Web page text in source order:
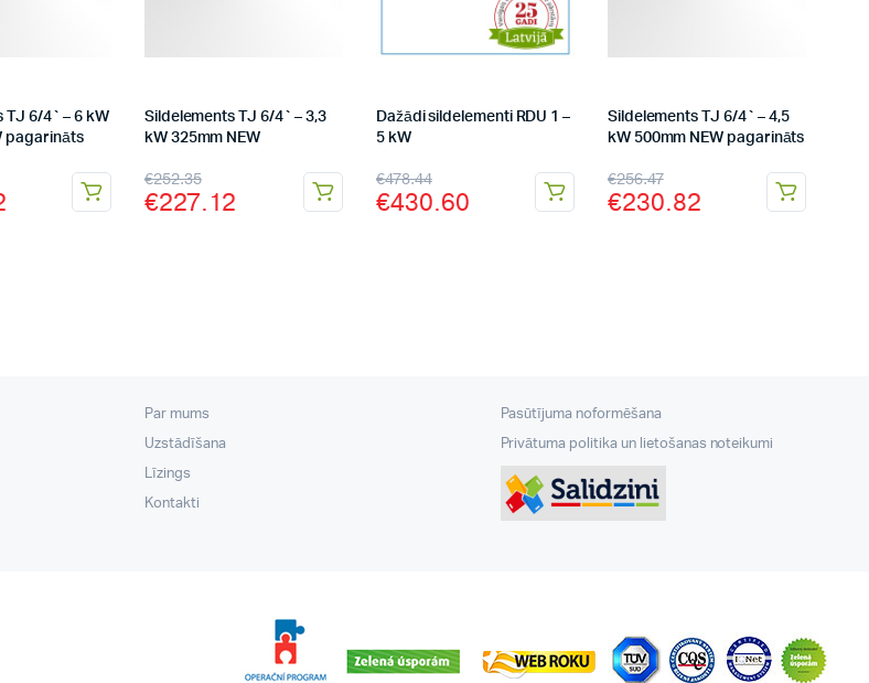
TJ 6/4` – 6 kW
pagarināts
Sildelements TJ 6/4` – 3,3
kW 325mm NEW
€252.35
€227.12
Dažādi sildelementi RDU 1 –
5 kW
€478.44
€430.60
Sildelements TJ 6/4` – 4,5
kW 500mm NEW pagarināts
€256.47
€230.82
Par mums
Uzstādīšana
Līzings
Kontakti
Pasūtījuma noformēšana
Privātuma politika un lietošanas noteikumi